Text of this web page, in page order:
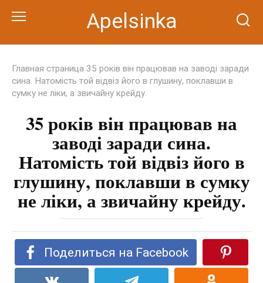
Apelsinka
Главная страница 35 років він працював на заводі заради
сина. Натомість той відвіз його в глушину, поклавши в
сумку не ліки, а звичайну крейду.
35 років він працював на
заводі заради сина.
Натомість той відвіз його в
глушину, поклавши в сумку
не ліки, а звичайну крейду.
Поделиться на Facebook